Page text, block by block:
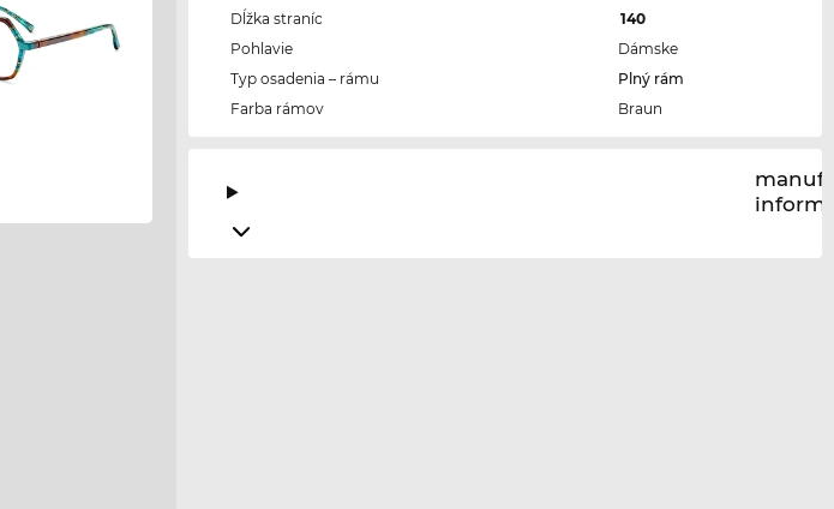
Dĺžka straníc
140
Pohlavie
Dámske
Typ osadenia – rámu
Plný rám
Farba rámov
Braun